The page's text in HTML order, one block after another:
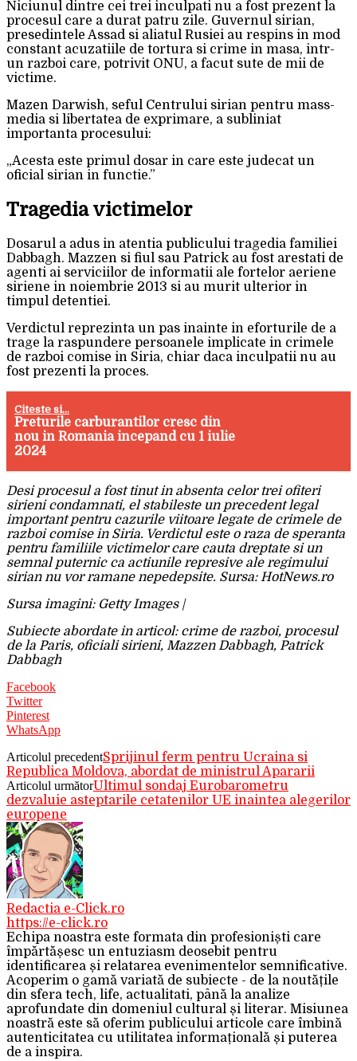
Niciunul dintre cei trei inculpati nu a fost prezent la
procesul care a durat patru zile. Guvernul sirian,
presedintele Assad si aliatul Rusiei au respins in mod
constant acuzatiile de tortura si crime in masa, intr-
un razboi care, potrivit ONU, a facut sute de mii de
victime.
Mazen Darwish, seful Centrului sirian pentru mass-
media si libertatea de exprimare, a subliniat
importanta procesului:
„Acesta este primul dosar in care este judecat un
oficial sirian in functie.”
Tragedia victimelor
Dosarul a adus in atentia publicului tragedia familiei
Dabbagh. Mazzen si fiul sau Patrick au fost arestati de
agenti ai serviciilor de informatii ale fortelor aeriene
siriene in noiembrie 2013 si au murit ulterior in
timpul detentiei.
Verdictul reprezinta un pas inainte in eforturile de a
trage la raspundere persoanele implicate in crimele
de razboi comise in Siria, chiar daca inculpatii nu au
fost prezenti la proces.
Citeste si...
Preturile carburantilor cresc din
nou in Romania incepand cu 1 iulie
2024
Desi procesul a fost tinut in absenta celor trei ofiteri
sirieni condamnati, el stabileste un precedent legal
important pentru cazurile viitoare legate de crimele de
razboi comise in Siria. Verdictul este o raza de speranta
pentru familiile victimelor care cauta dreptate si un
semnal puternic ca actiunile represive ale regimului
sirian nu vor ramane nepedepsite. Sursa: HotNews.ro
Sursa imagini: Getty Images |
Subiecte abordate in articol: crime de razboi, procesul
de la Paris, oficiali sirieni, Mazzen Dabbagh, Patrick
Dabbagh
Facebook
Twitter
Pinterest
WhatsApp
Articolul precedentSprijinul ferm pentru Ucraina si
Republica Moldova, abordat de ministrul Apararii
Articolul următorUltimul sondaj Eurobarometru
dezvaluie asteptarile cetatenilor UE inaintea alegerilor
europene
Redactia e-Click.ro
https://e-click.ro
Echipa noastra este formata din profesioniști care
împărtășesc un entuziasm deosebit pentru
identificarea și relatarea evenimentelor semnificative.
Acoperim o gamă variată de subiecte - de la noutățile
din sfera tech, life, actualitati, până la analize
aprofundate din domeniul cultural și literar. Misiunea
noastră este să oferim publicului articole care îmbină
autenticitatea cu utilitatea informațională și puterea
de a inspira.